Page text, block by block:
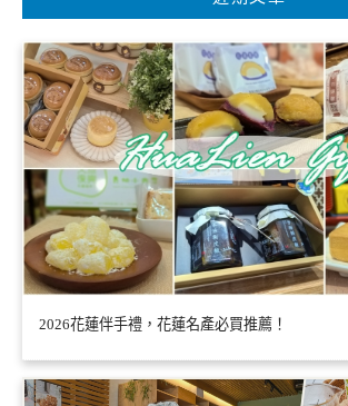
2026花蓮伴手禮，花蓮名產必買推薦！